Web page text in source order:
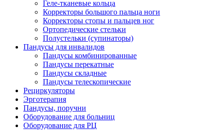
Геле-тканевые кольца
Корректоры большого пальца ноги
Корректоры стопы и пальцев ног
Ортопедические стельки
Полустельки (супинаторы)
Пандусы для инвалидов
Пандусы комбинированные
Пандусы перекатные
Пандусы складные
Пандусы телескопические
Рециркуляторы
Эрготерапия
Пандусы, поручни
Оборудование для больниц
Оборудование для РЦ